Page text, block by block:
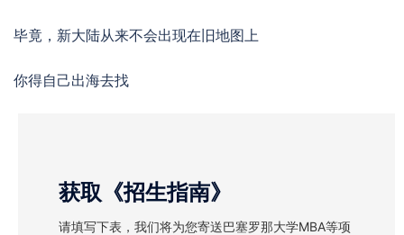
毕竟，新大陆从来不会出现在旧地图上
你得自己出海去找
获取《招生指南》
请填写下表，我们将为您寄送巴塞罗那大学MBA等项